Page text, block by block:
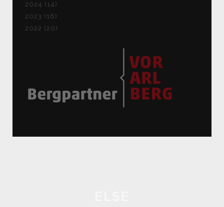
2024 (14)
2023 (16)
2022 (20)